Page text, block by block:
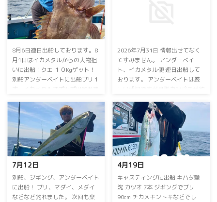
8月6日連日出船しております。8
月1日は⁡イカメタルからの大物狙
いに出船！⁡⁡クエ １０Kgゲット！⁡⁡
別船アンダーベイトに出船⁡⁡⁡ブリ１
本…⁡イカメタルは⁡ポツポツ釣れま
船！⁡⁡⁡キハダ ⁡55kgゲット！⁡⁡⁡別船は
ジギングに出船！⁡⁡ヒレナガカンパ
チ、カンパチ⁡、⁡マダイをゲット！⁡⁡⁡
イカメタル便は⁡アカイカ、スルメ
イカ⁡⁡お土産になりました！⁡3日⁡は⁡
イカメタルに出船！⁡⁡スルメイカが
たくさん釣れました。⁡⁡アカイカは
竿頭１１ハイ⁡でした。4日は⁡別船
が ...
2026年7月31日 情報出せてなく
てすみません。 アンダーベイ
ト、イカメタル便 連日出船して
おります。 アンダーベイトは厳
しい状況ですが良型カンパチが釣
カメタルはスルメイカが好調でし
たが、アカイカメインに頑張りま
す。 ⁡毎日出船⁡ ⁡乗り合い大募集
中！⁡ ⁡アンダーベイト、イカメタ
ル⁡⁡お問い合わせ、ご予約お待ちし
ております ⁡ 詳しくはお電話下さ
い。 090-3168-1739まで ⁡お盆期
間も連日営業！ 空席多数！ 8月
15日のイカメタル便は 休船いた
します。 ⁡ ⁡⁡ ...
7月12日⁡
⁡別船⁡、ジギング、アンダーベイト
に出船！⁡ ⁡ブリ、マダイ、メダイ⁡
などなど釣れました。⁡ ⁡次回も楽
4月19日⁡
⁡キャスティングに出船⁡ ⁡キハダ撃
沈⁡ ⁡カツオ 7本⁡ ⁡ジギングでブリ
90cm⁡ ⁡チカメキントキなどでし